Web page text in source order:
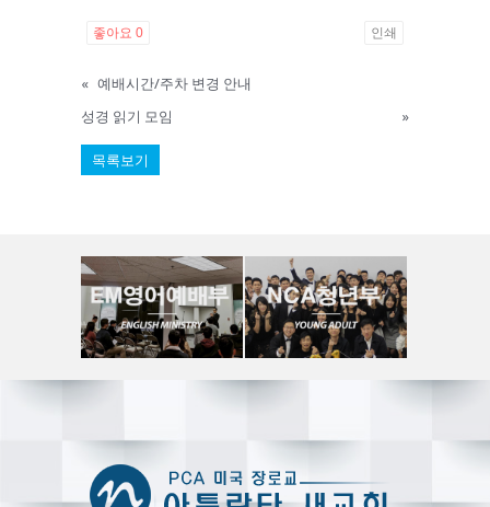
좋아요 0 인쇄
« 예배시간/주차 변경 안내
성경 읽기 모임
»
목록보기